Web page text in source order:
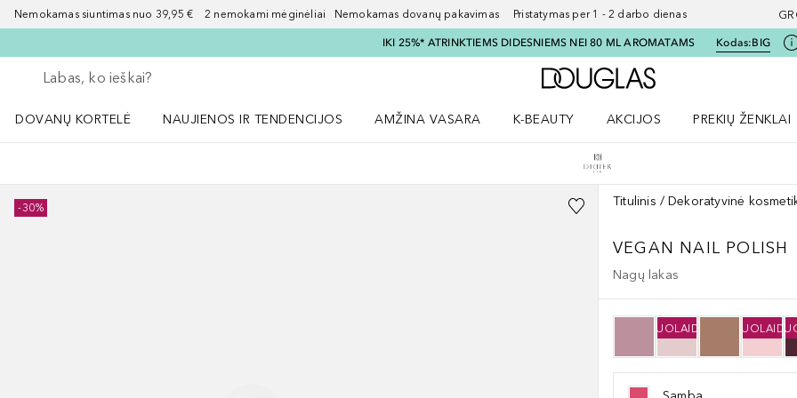
Nemokamas siuntimas nuo 39,95 € 2 nemokami mėginėliai Nemokamas dovanų pakavimas Pristatymas per 1 - 2 darbo dienas
IKI 25%* ATRINKTIEMS DIDESNIEMS NEI 80 ML AROMATAMS Kodas:BIG
Grįžk atgal
Vykdykite paiešką
Į Douglas pagrindinį
DOVANŲ KORTELĖ
NAUJIENOS IR TENDENCIJOS
AMŽINA VASARA
K-BEAUTY
AKCIJOS
PREKIŲ ŽENKLAI
-30% Titulinis Dekoratyvinė
VEGAN NAIL POLISH
Nagų lakas
NUOLAIDA NUOLAIDA